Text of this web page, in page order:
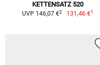
KETTENSATZ 520
UVP 146,07 €2 131,46 €1